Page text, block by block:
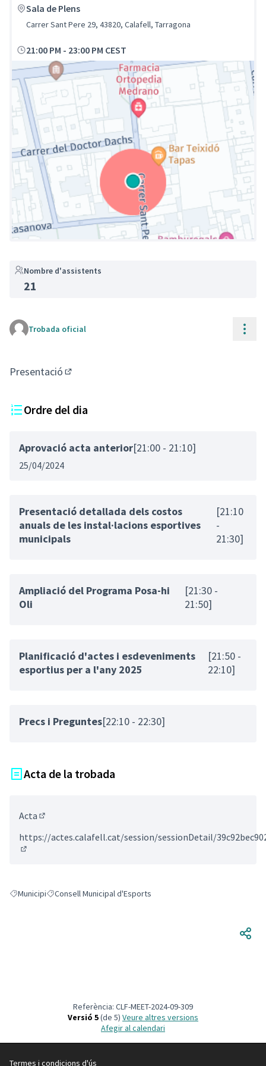
Sala de Plens
Carrer Sant Pere 29, 43820, Calafell, Tarragona
21:00 PM - 23:00 PM CEST
Nombre d'assistents
21
Trobada oficial
Presentació
Ordre del dia
Aprovació acta anterior[21:00 - 21:10]
25/04/2024
Presentació detallada dels costos
anuals de les instal·lacions esportives
municipals
[21:10
-
21:30]
Ampliació del Programa Posa-hi
Oli
[21:30 -
21:50]
Planificació d'actes i esdeveniments
esportius per a l'any 2025
[21:50 -
22:10]
Precs i Preguntes[22:10 - 22:30]
Acta de la trobada
Acta
https://actes.calafell.cat/session/sessionDetail/
Resultats en filtrar per: Municipi
MunicipiResultats en filtrar per: Consell Municipal d'Esports
Consell Municipal d'Esports
Referència: CLF-MEET-2024-09-309
Versió 5(de 5)
veure altres versions
Afegir al calendari
Termes i condicions d'ús